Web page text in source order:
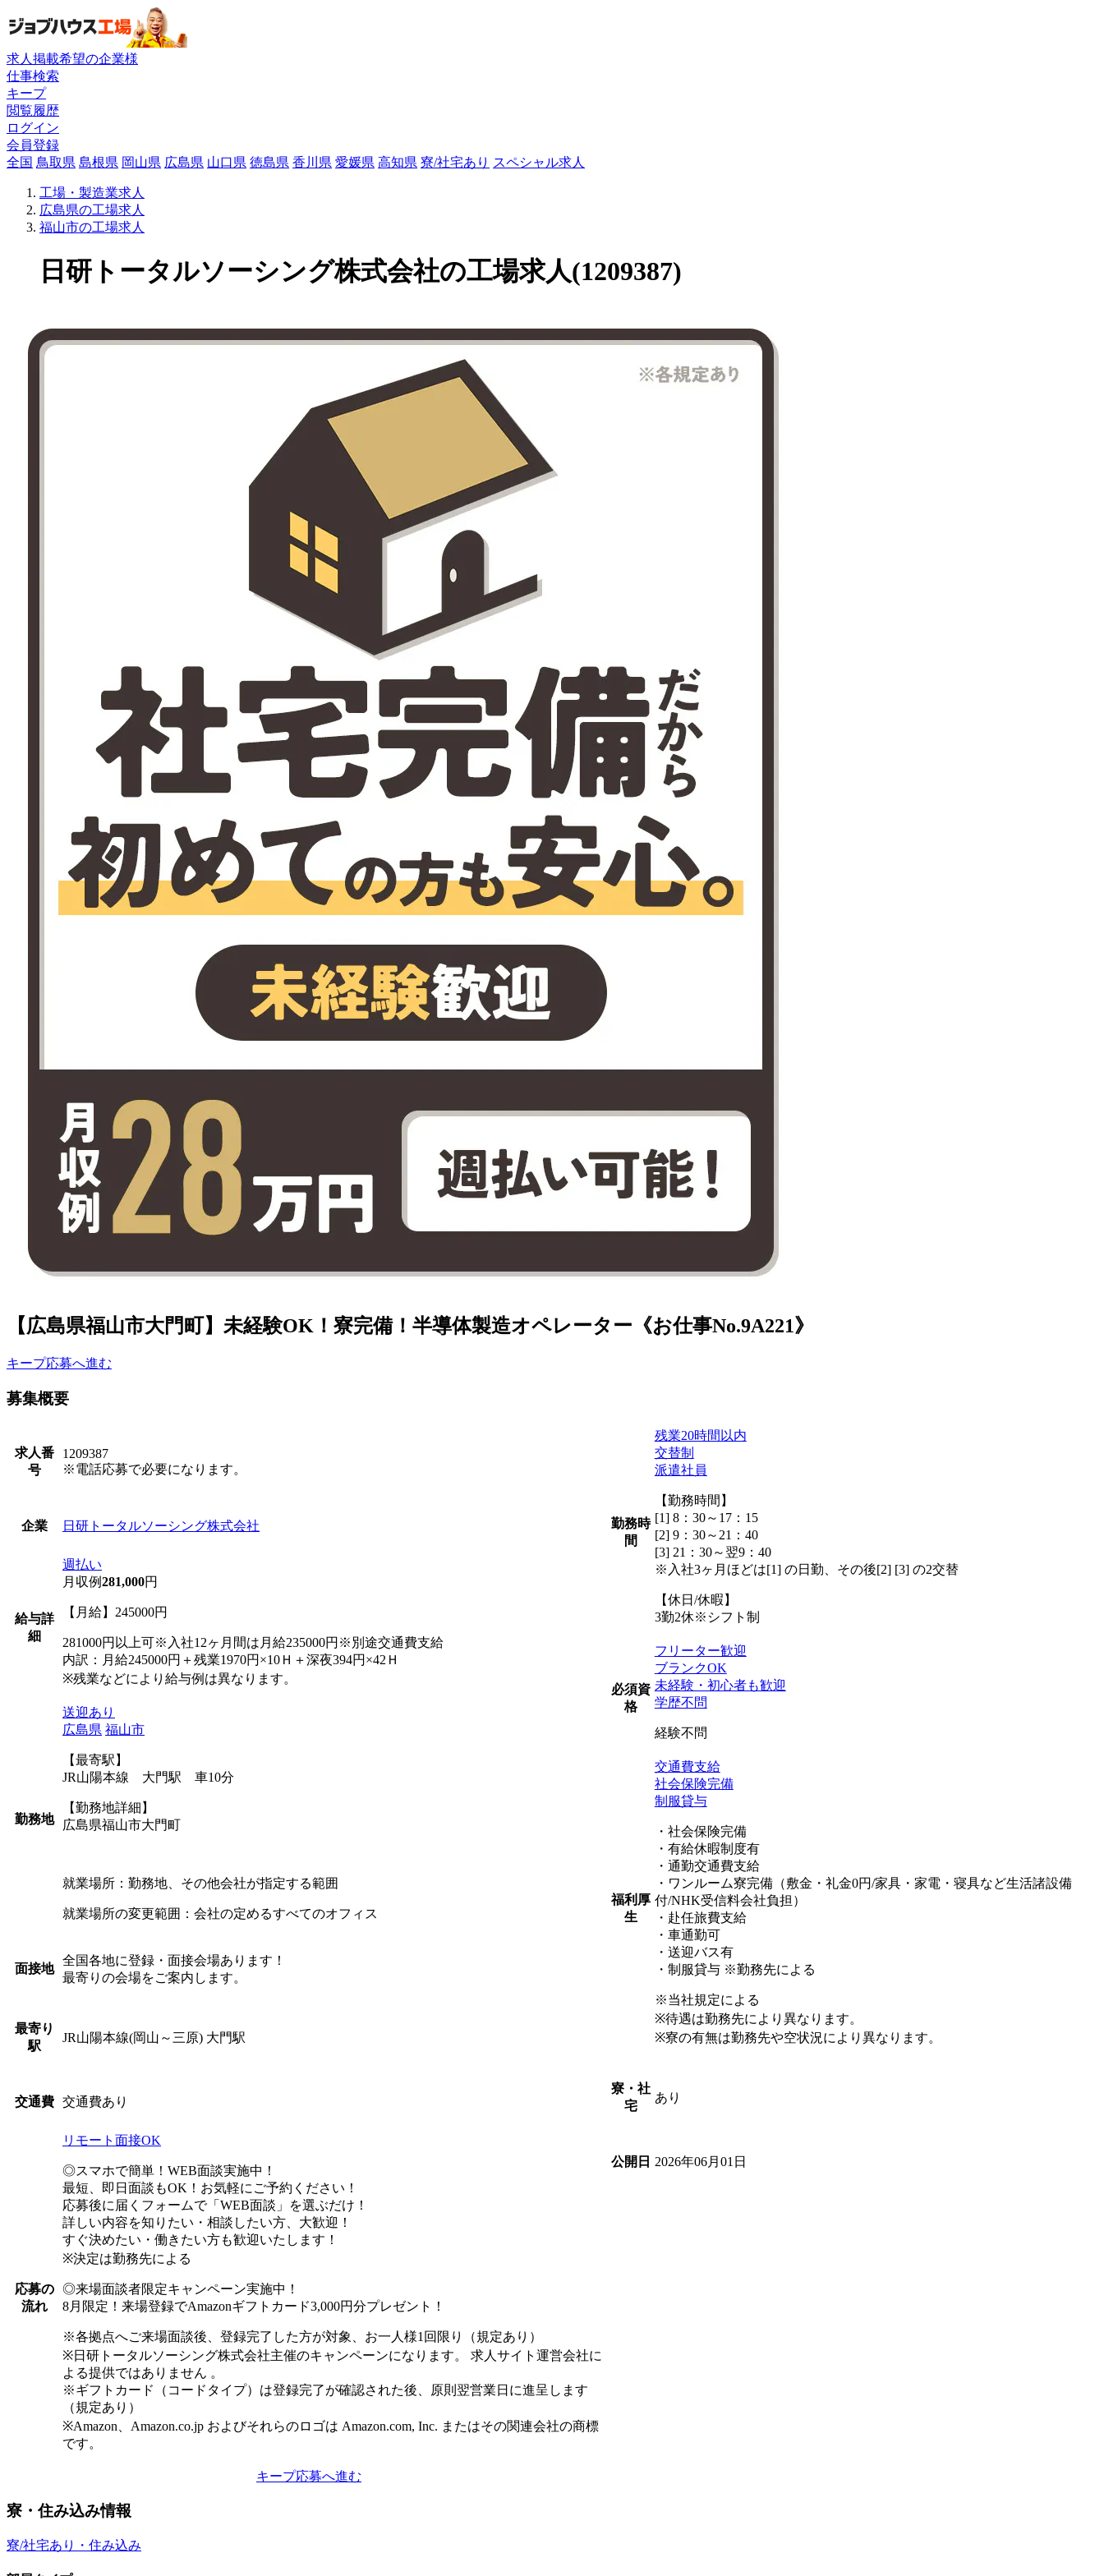
求人掲載希望の企業様
仕事検索
キープ
閲覧履歴
ログイン
会員登録
全国 鳥取県 島根県 岡山県 広島県 山口県 徳島県 香川県 愛媛県 高知県 寮/社宅あり スペシャル求人
工場・製造業求人
広島県の工場求人
福山市の工場求人
日研トータルソーシング株式会社の工場求人(1209387)
【広島県福山市大門町】未経験OK！寮完備！半導体製造オペレーター《お仕事No.9A221》
キープ応募へ進む
募集概要
求人番
号
1209387
※電話応募で必要になります。
企業 日研トータルソーシング株式会社
給与詳
細
週払い
月収例281,000円
【月給】245000円
281000円以上可※入社12ヶ月間は月給235000円※別途交通費支給
内訳：月給245000円＋残業1970円×10Ｈ＋深夜394円×42Ｈ
※残業などにより給与例は異なります。
勤務地
送迎あり
広島県 福山市
【最寄駅】
JR山陽本線 大門駅 車10分
【勤務地詳細】
広島県福山市大門町
就業場所：勤務地、その他会社が指定する範囲
就業場所の変更範囲：会社の定めるすべてのオフィス
面接地
全国各地に登録・面接会場あります！
最寄りの会場をご案内します。
最寄り
駅
JR山陽本線(岡山～三原) 大門駅
交通費 交通費あり
応募の
流れ
リモート面接OK
◎スマホで簡単！WEB面談実施中！
最短、即日面談もOK！お気軽にご予約ください！
応募後に届くフォームで「WEB面談」を選ぶだけ！
詳しい内容を知りたい・相談したい方、大歓迎！
すぐ決めたい・働きたい方も歓迎いたします！
※決定は勤務先による
◎来場面談者限定キャンペーン実施中！
8月限定！来場登録でAmazonギフトカード3,000円分プレゼント！
※各拠点へご来場面談後、登録完了した方が対象、お一人様1回限り（規定あり）
※日研トータルソーシング株式会社主催のキャンペーンになります。 求人サイト運営会社に
よる提供ではありません 。
※ギフトカード（コードタイプ）は登録完了が確認された後、原則翌営業日に進呈します
（規定あり）
※Amazon、Amazon.co.jp およびそれらのロゴは Amazon.com, Inc. またはその関連会社の商標
です。
勤務時
間
残業20時間以内
交替制
派遣社員
【勤務時間】
[1] 8：30～17：15
[2] 9：30～21：40
[3] 21：30～翌9：40
※入社3ヶ月ほどは[1] の日勤、その後[2] [3] の2交替
【休日/休暇】
3勤2休※シフト制
必須資
格
フリーター歓迎
ブランクOK
未経験・初心者も歓迎
学歴不問
経験不問
福利厚
生
交通費支給
社会保険完備
制服貸与
・社会保険完備
・有給休暇制度有
・通勤交通費支給
・ワンルーム寮完備（敷金・礼金0円/家具・家電・寝具など生活諸設備
付/NHK受信料会社負担）
・赴任旅費支給
・車通勤可
・送迎バス有
・制服貸与 ※勤務先による
※当社規定による
※待遇は勤務先により異なります。
※寮の有無は勤務先や空状況により異なります。
寮・社
宅
あり
公開日 2026年06月01日
キープ応募へ進む
寮・住み込み情報
寮/社宅あり・住み込み